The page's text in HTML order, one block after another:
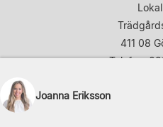
Joanna Eriksson
411 08
Telefon: